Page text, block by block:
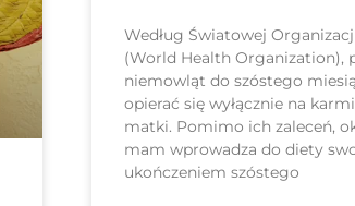
Według Światowej
(World Health Organization),
niemowląt do szóstego
opierać się wyłącznie na
matki. Pomimo ich zaleceń,
mam wprowadza do diety
ukończeniem szóstego